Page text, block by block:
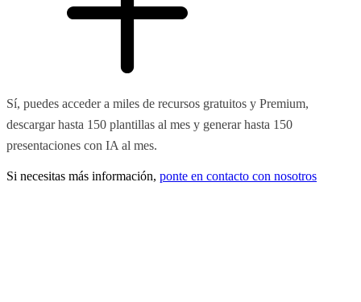
Sí, puedes acceder a miles de recursos gratuitos y Premium,
descargar hasta 150 plantillas al mes y generar hasta 150
presentaciones con IA al mes.
Si necesitas más información, ponte en contacto con nosotros